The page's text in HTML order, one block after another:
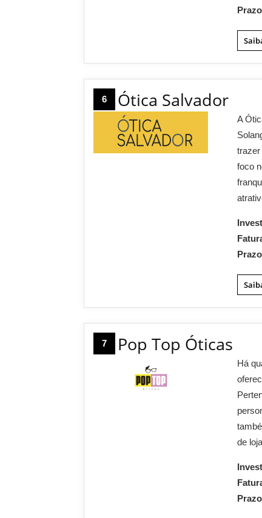
6 Ótica Salvador
A
trazer
foco
7 Pop Top Óticas
Há
de